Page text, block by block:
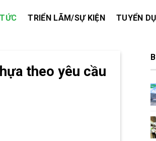
TRIỂN LÃM/SỰ KIỆN TUYỂN
theo yêu cầu